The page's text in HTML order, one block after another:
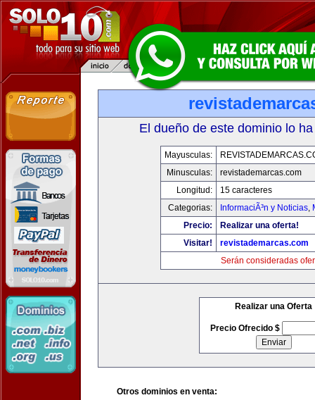
El dueño de este dominio lo
Mayusculas:
Minusculas:
revistademarcas.com
Longitud:
15 caracteres
Categorias:
InformaciÃ³n y Noticias,
Precio:
Realizar una oferta!
Visitar!
revistademarcas.com
Serán consideradas
Realizar una Oferta
Precio Ofrecido $
Otros dominios en venta: